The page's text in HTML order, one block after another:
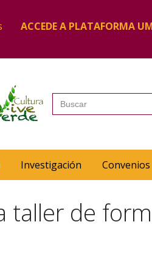
ACCEDE A PLATAFORMA
Buscar:
Investigación Convenios
taller de